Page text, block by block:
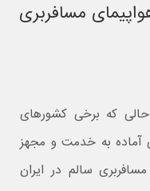
اعتماد: فقط ۷ تا ۸ هواپیمای مسافربری
حالی که برخی کشورهای
آماده به خدمت و مجهز
هواپیمای مسافربری سالم در ایران